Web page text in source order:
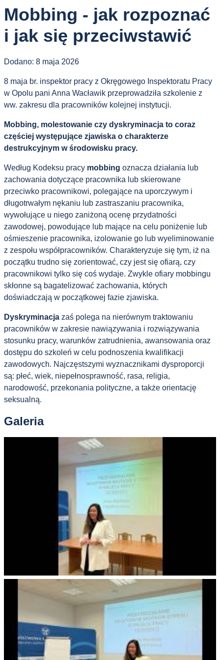
Mobbing - jak rozpoznać
i jak się przeciwstawić
Dodano: 8 maja 2026
8 maja br. inspektor pracy z Okręgowego Inspektoratu Pracy
w Opolu pani Anna Wacławik przeprowadziła szkolenie z
ww. zakresu dla pracowników kolejnej instytucji.
Mobbing, molestowanie czy dyskryminacja to coraz
częściej występujące zjawiska o charakterze
destrukcyjnym w środowisku pracy.
Według Kodeksu pracy mobbing oznacza działania lub
zachowania dotyczące pracownika lub skierowane
przeciwko pracownikowi, polegające na uporczywym i
długotrwałym nękaniu lub zastraszaniu pracownika,
wywołujące u niego zaniżoną ocenę przydatności
zawodowej, powodujące lub mające na celu poniżenie lub
ośmieszenie pracownika, izolowanie go lub wyeliminowanie
z zespołu współpracowników. Charakteryzuje się tym, iż na
początku trudno się zorientować, czy jest się ofiarą, czy
pracownikowi tylko się coś wydaje. Zwykle ofiary mobbingu
skłonne są bagatelizować zachowania, których
doświadczają w początkowej fazie zjawiska.
Dyskryminacja zaś polega na nierównym traktowaniu
pracowników w zakresie nawiązywania i rozwiązywania
stosunku pracy, warunków zatrudnienia, awansowania oraz
dostępu do szkoleń w celu podnoszenia kwalifikacji
zawodowych. Najczęstszymi wyznacznikami dysproporcji
są: płeć, wiek, niepełnosprawność, rasa, religia,
narodowość, przekonania polityczne, a także orientację
seksualną.
Galeria